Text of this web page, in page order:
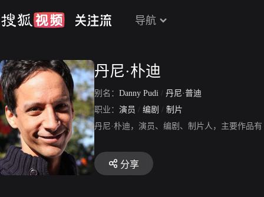
导航
丹尼·朴迪
别名： Danny Pudi / 丹尼·普迪
职业： 演员 / 编剧 / 制片
丹尼·朴迪，演员、编剧、制片人，主要作品
分享